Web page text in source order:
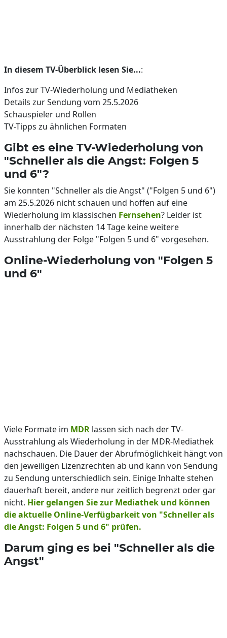
In diesem TV-Überblick lesen Sie...:
Infos zur TV-Wiederholung und Mediatheken
Details zur Sendung vom 25.5.2026
Schauspieler und Rollen
TV-Tipps zu ähnlichen Formaten
Gibt es eine TV-Wiederholung von
"Schneller als die Angst: Folgen 5
und 6"?
Sie konnten "Schneller als die Angst" ("Folgen 5 und 6")
am 25.5.2026 nicht schauen und hoffen auf eine
Wiederholung im klassischen Fernsehen? Leider ist
innerhalb der nächsten 14 Tage keine weitere
Ausstrahlung der Folge "Folgen 5 und 6" vorgesehen.
Online-Wiederholung von "Folgen 5
und 6"
Viele Formate im MDR lassen sich nach der TV-
Ausstrahlung als Wiederholung in der MDR-Mediathek
nachschauen. Die Dauer der Abrufmöglichkeit hängt von
den jeweiligen Lizenzrechten ab und kann von Sendung
zu Sendung unterschiedlich sein. Einige Inhalte stehen
dauerhaft bereit, andere nur zeitlich begrenzt oder gar
nicht. Hier gelangen Sie zur Mediathek und können
die aktuelle Online-Verfügbarkeit von "Schneller als
die Angst: Folgen 5 und 6" prüfen.
Darum ging es bei "Schneller als die
Angst"